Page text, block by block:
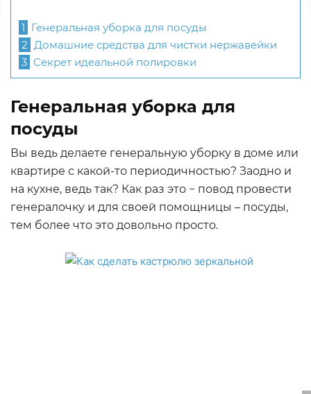
1 Генеральная уборка для посуды
2 Домашние средства для чистки нержавейки
3 Секрет идеальной полировки
Генеральная уборка для
посуды
Вы ведь делаете генеральную уборку в доме или
квартире с какой-то периодичностью? Заодно и
на кухне, ведь так? Как раз это − повод провести
генералочку и для своей помощницы – посуды,
тем более что это довольно просто.